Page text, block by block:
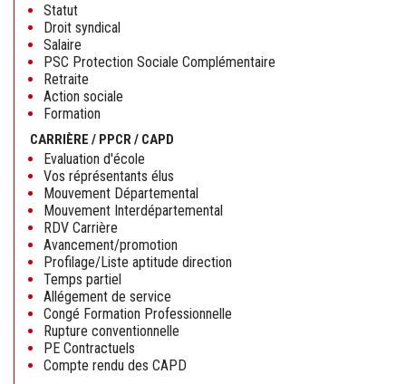
Statut
Droit syndical
Salaire
PSC Protection Sociale Complémentaire
Retraite
Action sociale
Formation
CARRIÈRE / PPCR / CAPD
Evaluation d'école
Vos réprésentants élus
Mouvement Départemental
Mouvement Interdépartemental
RDV Carrière
Avancement/promotion
Profilage/Liste aptitude direction
Temps partiel
Allégement de service
Congé Formation Professionnelle
Rupture conventionnelle
PE Contractuels
Compte rendu des CAPD